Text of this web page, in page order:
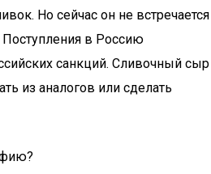
Но сейчас он не встречается
Поступления в Россию
санкций. Сливочный сыр
из аналогов или сделать